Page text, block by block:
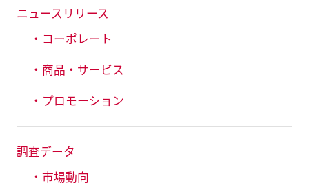
ニュースリリース
・コーポレート
・商品・サービス
・プロモーション
調査データ
・市場動向